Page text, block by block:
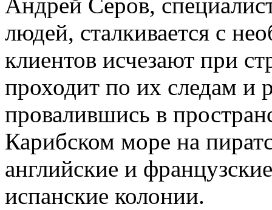
Андрей Серов,
людей, сталкивается с
клиентов исчезают при
проходит по их следам и
провалившись в
Карибском море на
английские и
испанские колонии.